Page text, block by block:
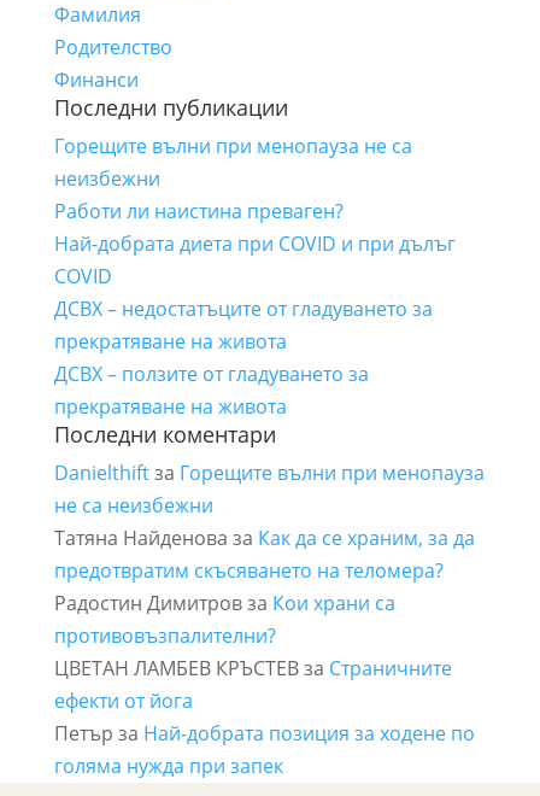
Фамилия
Родителство
Финанси
Последни публикации
Горещите вълни при менопауза не са
неизбежни
Работи ли наистина преваген?
Най-добрата диета при COVID и при дълъг
COVID
ДСВХ – недостатъците от гладуването за
прекратяване на живота
ДСВХ – ползите от гладуването за
прекратяване на живота
Последни коментари
Danielthiftза Горещите вълни при менопауза
не са неизбежни
Татяна Найденова за Как да се храним, за да
предотвратим скъсяването на теломера?
Радостин Димитровза Кои храни са
противовъзпалителни?
ЦВЕТАН ЛАМБЕВ КРЪСТЕВза Страничните
ефекти от йога
Петър за Най-добрата позиция за ходене по
голяма нужда при запек